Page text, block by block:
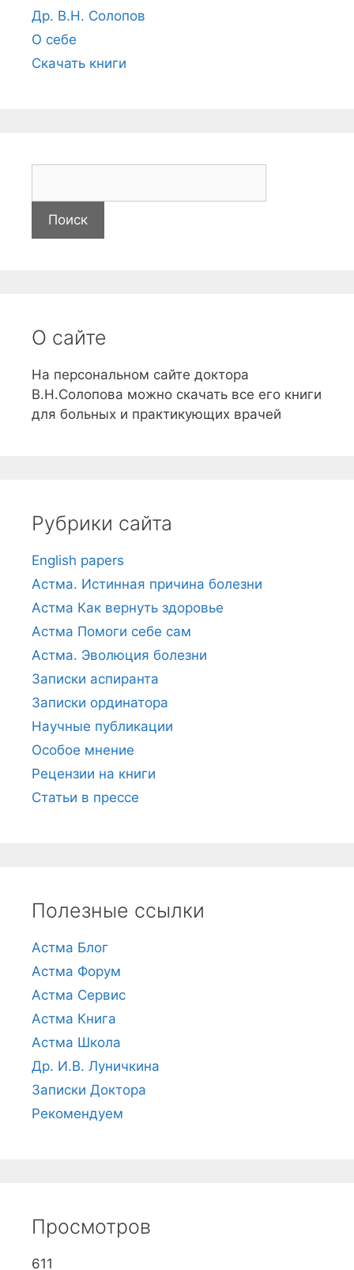
Др. В.Н. Солопов
О себе
Скачать книги
а
т
О сайте
На персональном сайте доктора
В.Н.Солопова можно скачать все его книги
для больных и практикующих врачей
Рубрики сайта
English papers
Астма. Истинная причина болезни
Астма Как вернуть здоровье
Астма Помоги себе сам
Астма. Эволюция болезни
Записки аспиранта
Записки ординатора
Научные публикации
Особое мнение
Рецензии на книги
Статьи в прессе
Полезные ссылки
Астма Блог
Астма Форум
Астма Сервис
Астма Книга
Астма Школа
Др. И.В. Луничкина
Записки Доктора
Рекомендуем
Просмотров
611